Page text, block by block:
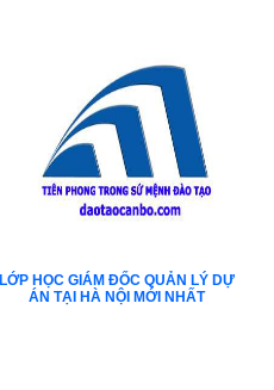
LỚP HỌC GIÁM ĐỐC QUẢN LÝ DỰ
ÁN TẠI HÀ NỘI MỚI NHẤT